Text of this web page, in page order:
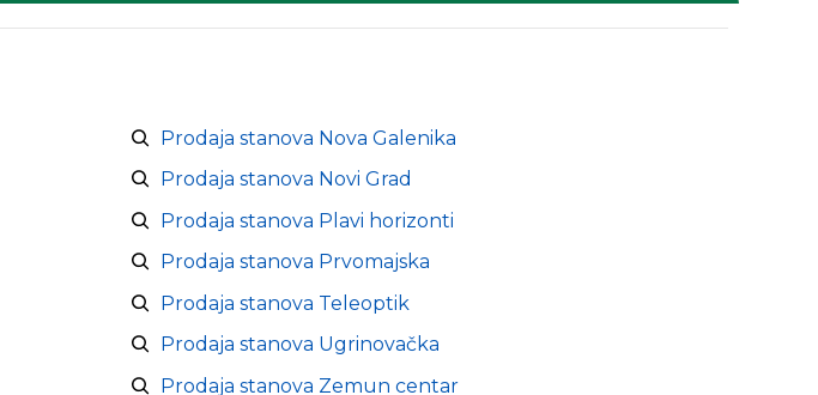
Prodaja stanova Nova Galenika
Prodaja stanova Novi Grad
Prodaja stanova Plavi horizonti
Prodaja stanova Prvomajska
Prodaja stanova Teleoptik
Prodaja stanova Ugrinovačka
Prodaja stanova Zemun centar